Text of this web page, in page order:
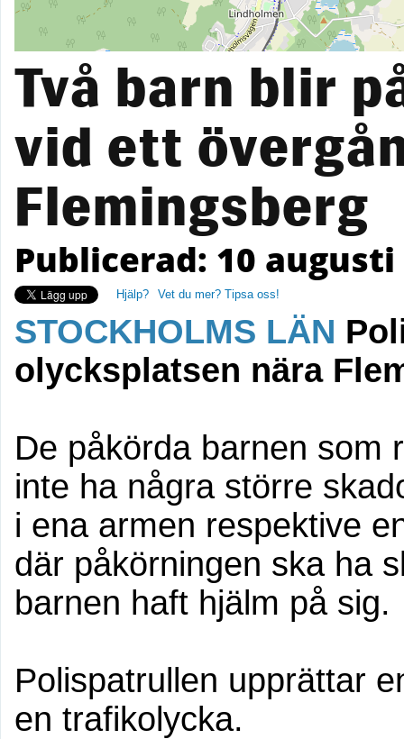
Två barn blir
vid ett
Flemingsberg
Publicerad: 10 augusti
Hjälp? Vet du mer? Tipsa oss!
STOCKHOLMS LÄN
olycksplatsen nära
De påkörda barnen som
inte ha några större
i ena armen respektive
där påkörningen ska ha
barnen haft hjälm på sig.
Polispatrullen upprättar
en trafikolycka.